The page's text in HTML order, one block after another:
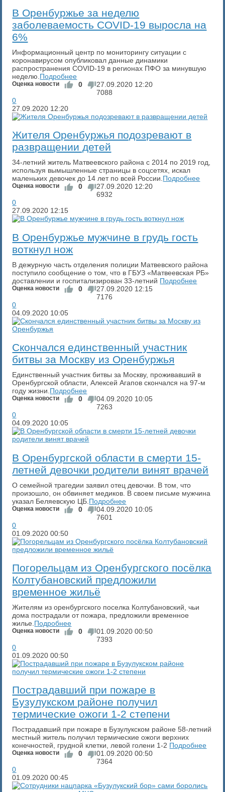
​В Оренбуржье за неделю
заболеваемость COVID-19 выросла на
6%
Информационный центр по мониторингу ситуации с
коронавирусом опубликовал данные динамики
распространения COVID-19 в регионах ПФО за минувшую
неделю. Подробнее
Оценка новости 0 27.09.2020 12:20
7088
0
27.09.2020 12:20
Жителя Оренбуржья подозревают в
развращении детей
34-летний житель Матвеевского района с 2014 по 2019 год,
используя вымышленные страницы в соцсетях, искал
маленьких девочек до 14 лет по всей России.Подробнее
Оценка новости 0 27.09.2020 12:20
6932
0
27.09.2020 12:15
​В Оренбуржье мужчине в грудь гость
воткнул нож
В дежурную часть отделения полиции Матвевского района
поступило сообщение о том, что в ГБУЗ «Матвеевская РБ»
доставлении и госпитализирован 33-летний Подробнее
Оценка новости 0 27.09.2020 12:15
7176
0
04.09.2020 10:05
Скончался единственный участник
битвы за Москву из Оренбуржья
Единственный участник битвы за Москву, проживавший в
Оренбургской области, Алексей Агапов скончался на 97-м
году жизни. Подробнее
Оценка новости 0 04.09.2020 10:05
7263
0
04.09.2020 10:05
​В Оренбургской области в смерти 15-
летней девочки родители винят врачей
О семейной трагедии заявил отец девочки. В том, что
произошло, он обвиняет медиков. В своем письме мужчина
указал Беляевскую ЦБ. Подробнее
Оценка новости 0 04.09.2020 10:05
7601
0
01.09.2020 00:50
Погорельцам из Оренбургского посёлка
Колтубановский предложили
временное жильё
Жителям из оренбургского поселка Колтубановский, чьи
дома пострадали от пожара, предложили временное
жилье. Подробнее
Оценка новости 0 01.09.2020 00:50
7393
0
01.09.2020 00:50
​Пострадавший при пожаре в
Бузулукском районе получил
термические ожоги 1-2 степени
Пострадавший при пожаре в Бузулукском районе 58-летний
местный житель получил термические ожоги верхних
конечностей, грудной клетки, левой голени 1-2 Подробнее
Оценка новости 0 01.09.2020 00:50
7364
0
01.09.2020 00:45